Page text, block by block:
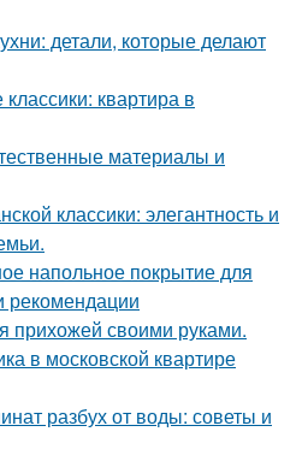
детали, которые делают
квартира в
материалы и
классики: элегантность и
напольное покрытие для
рекомендации
прихожей своими руками.
в московской квартире
разбух от воды: советы и